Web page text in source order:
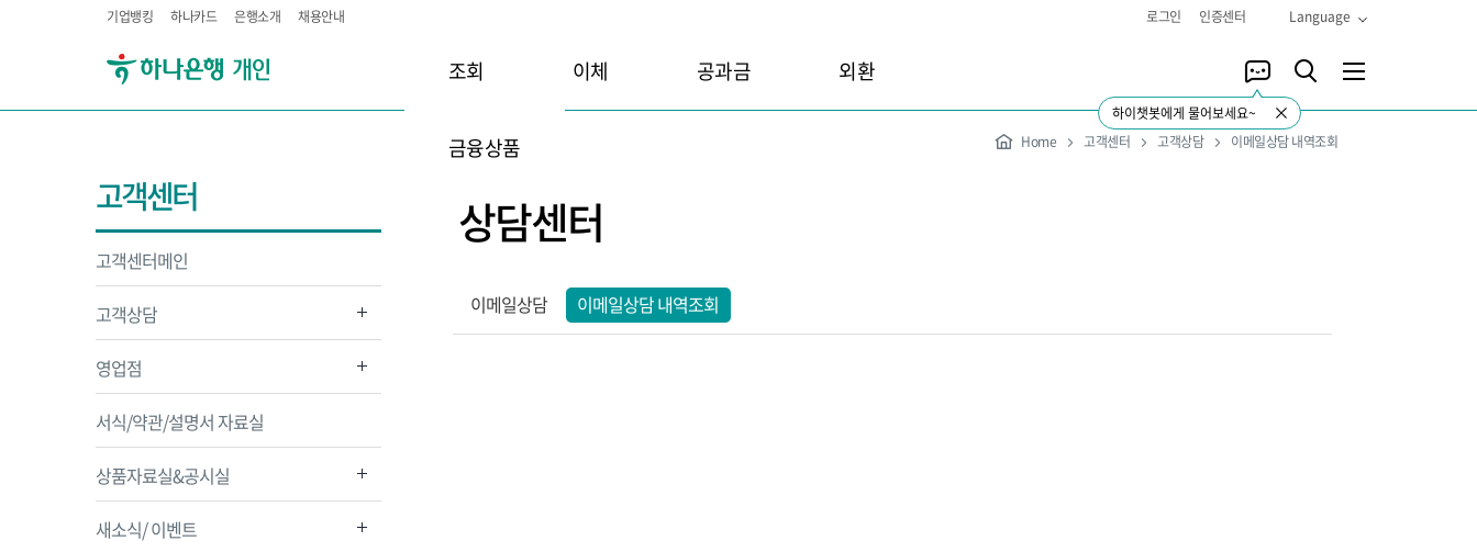
기업뱅킹 하나카드 은행소개 채용안내 로그인 인증센터 Language
조회 이체 공과금 외환
금융상품
하이챗봇에게 물어보세요~
고객센터
고객센터메인
고객상담
영업점
서식/약관/설명서 자료실
상품자료실&공시실
새소식/ 이벤트
Home 고객센터 고객상담 이메일상담 내역조회
상담센터
이메일상담 이메일상담 내역조회